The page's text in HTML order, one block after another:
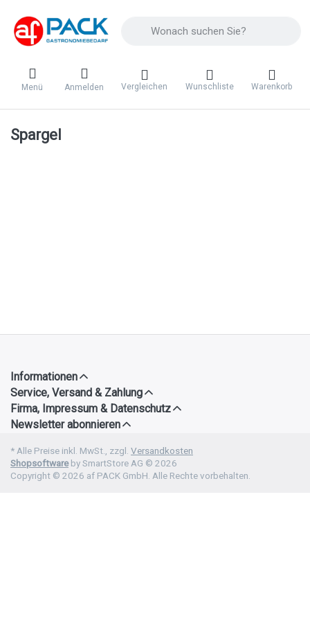
Menü Anmelden Vergleichen Wunschliste Warenkorb
Spargel
Informationen
Service, Versand & Zahlung
Firma, Impressum & Datenschutz
Newsletter abonnieren
* Alle Preise inkl. MwSt., zzgl. Versandkosten
Shopsoftwareby SmartStore AG © 2026
Copyright © 2026 af PACK GmbH. Alle Rechte vorbehalten.